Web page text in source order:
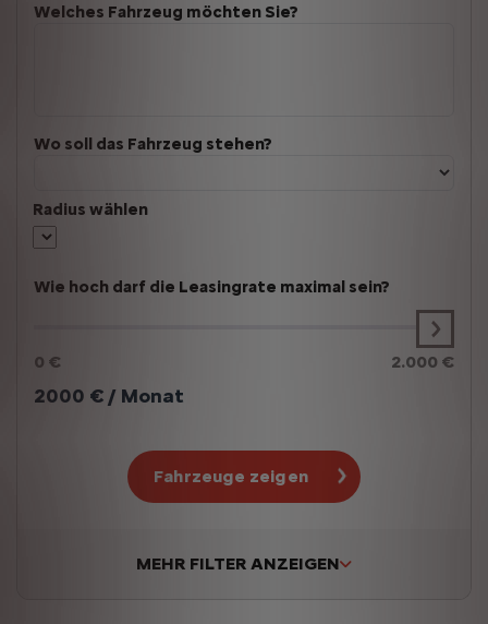
Welches Fahrzeug möchten Sie?
Wo soll das Fahrzeug stehen?
Radius wählen
Wie hoch darf die Leasingrate maximal sein?
0 € 2.000 €
2000 € / Monat
Fahrzeuge zeigen
MEHR FILTER ANZEIGEN